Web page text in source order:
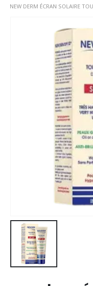
NEW DERM ÉCRAN SOLAIRE